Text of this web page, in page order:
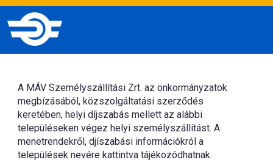
A MÁV Személyszállítási Zrt. az önkormányzatok
megbízásából, közszolgáltatási szerződés
keretében, helyi díjszabás mellett az alábbi
településeken végez helyi személyszállítást. A
menetrendekről, djíszabási információkról a
települések nevére kattintva tájékozódhatnak.